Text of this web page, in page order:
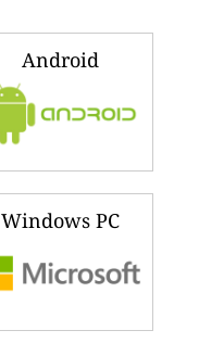
Android
Windows PC